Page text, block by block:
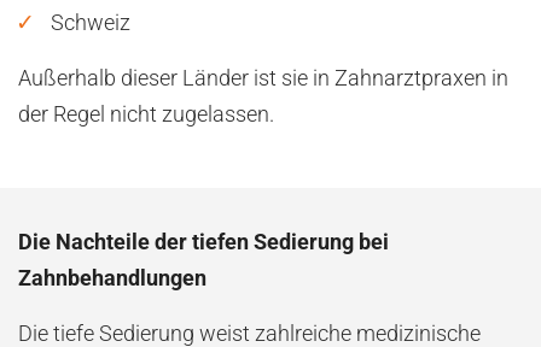
Schweiz
Außerhalb dieser Länder ist sie in Zahnarztpraxen in
der Regel nicht zugelassen.
Die Nachteile der tiefen Sedierung bei
Zahnbehandlungen
Die tiefe Sedierung weist zahlreiche medizinische